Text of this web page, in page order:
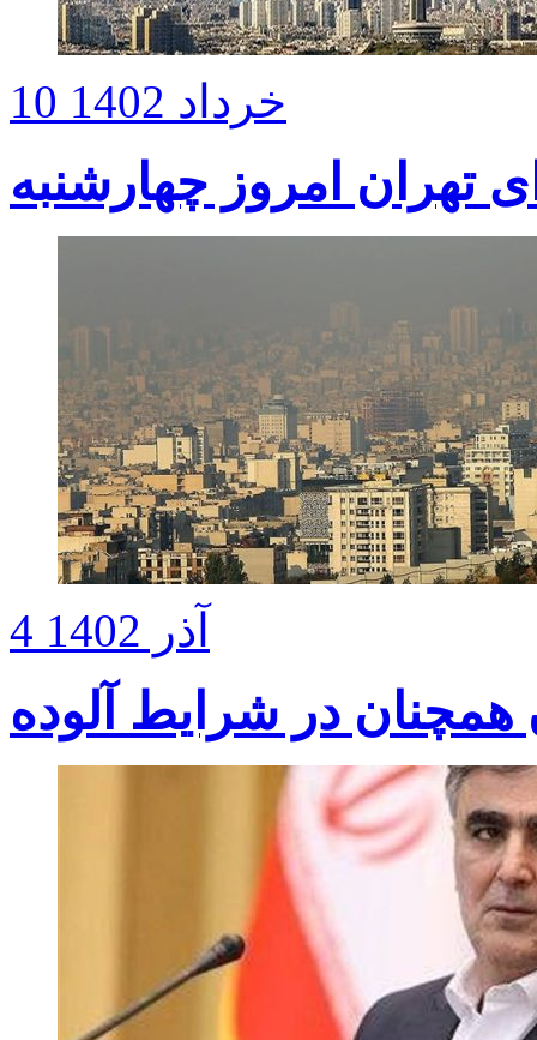
10 خرداد 1402
تهران امروز چهارشنبه
4 آذر 1402
همچنان در شرایط آلوده